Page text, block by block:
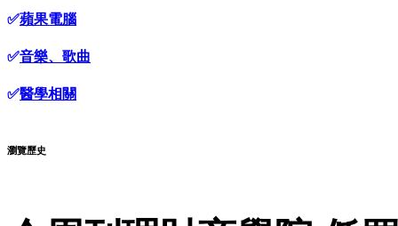
✅蘋果電腦
✅音樂、歌曲
✅醫學相關
瀏覽歷史